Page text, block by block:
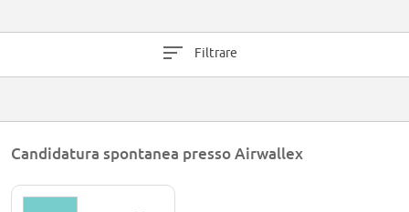
Filtrare
Candidatura spontanea presso Airwallex